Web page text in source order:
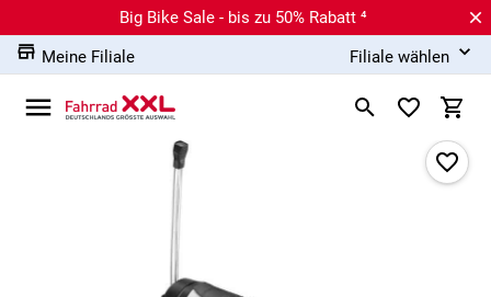
Big Bike Sale - bis zu 50% Rabatt ⁴
Meine Filiale
Filiale wählen